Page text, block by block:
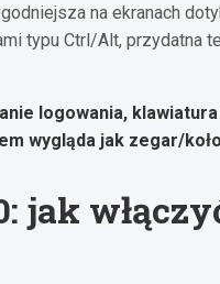
na ekranach
typu Ctrl/Alt, przydatna
logowania,
wygląda jak zegar/
jak